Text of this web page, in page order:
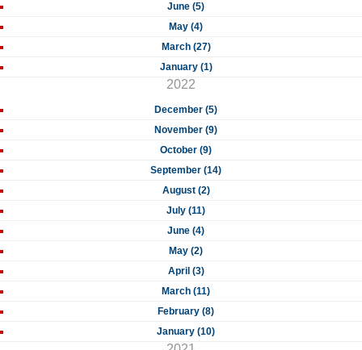
June (5)
May (4)
March (27)
January (1)
2022
December (5)
November (9)
October (9)
September (14)
August (2)
July (11)
June (4)
May (2)
April (3)
March (11)
February (8)
January (10)